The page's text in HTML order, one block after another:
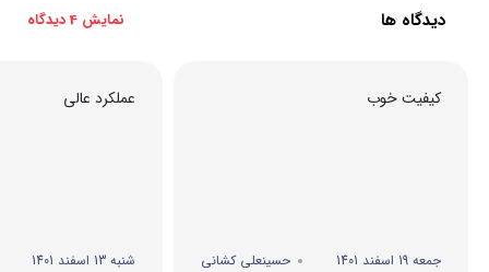
دیدگاه ها نمایش 4 دیدگاه
کیفیت خوب
جمعه 19 اسفند 1401 حسینعلی کشانی
عملکرد عالی
شنبه 13 اسفند 1401